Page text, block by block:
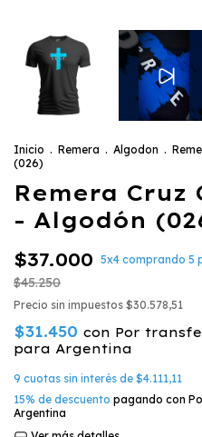
Inicio . Remera . Algodon .
(026)
Remera Cruz
- Algodón
$37.000 5x4 comprando 5
$45.250
Precio sin impuestos $30.578,51
$31.450 con Por
para Argentina
9 cuotas sin interés de $4.111,11
15% de descuento pagando con
Argentina